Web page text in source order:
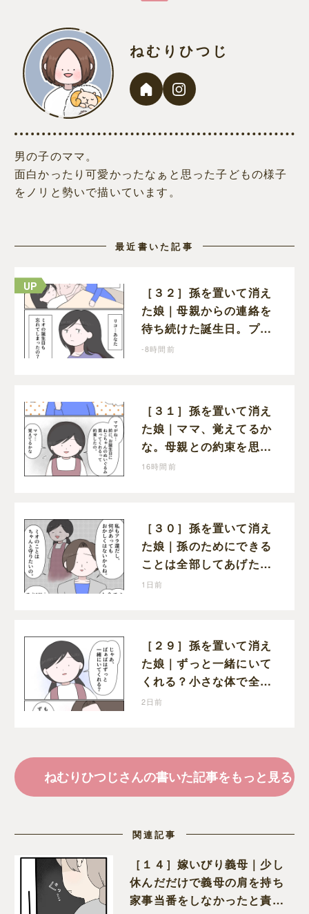
ねむりひつじ
男の子のママ。
面白かったり可愛かったなぁと思った子どもの様子
をノリと勢いで描いています。
最近書いた記事
［３２］孫を置いて消え
た娘｜母親からの連絡を
待ち続けた誕生日。プレ
ゼントもお祝いの言葉も
-8時間前
［３１］孫を置いて消え
た娘｜ママ、覚えてるか
な。母親との約束を思い
出し寂しそうな孫に胸が
16時間前
［３０］孫を置いて消え
た娘｜孫のためにできる
ことは全部してあげた
い。孫を養子に迎えるこ
1日前
［２９］孫を置いて消え
た娘｜ずっと一緒にいて
くれる？小さな体で全て
を受け止める孫の手を離
2日前
ねむりひつじさんの書いた記事をもっと見る
関連記事
［１４］嫁いびり義母｜少し
休んだだけで義母の肩を持ち
家事当番をしなかったと責め